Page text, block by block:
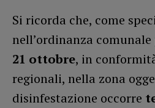
Si ricorda che, come
nell’ordinanza
21 ottobre, in
regionali, nella zona
disinfestazione occorre